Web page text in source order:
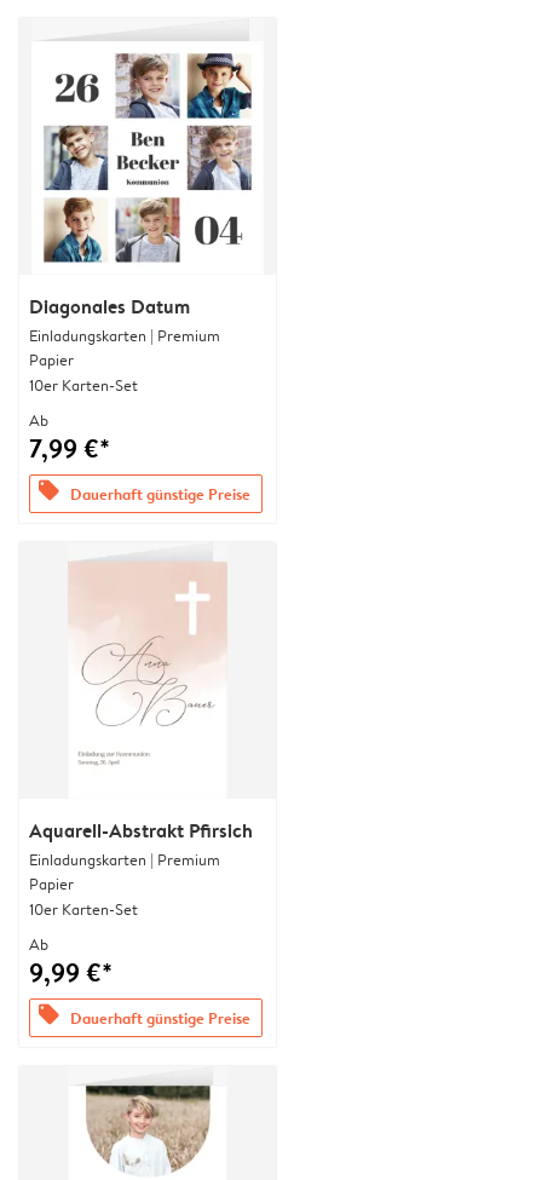
Diagonales Datum
Einladungskarten | Premium
Papier
10er Karten-Set
Ab
7,99 €*
offers Dauerhaft günstige Preise
Aquarell-Abstrakt Pfirsich
Einladungskarten | Premium
Papier
10er Karten-Set
Ab
9,99 €*
offers Dauerhaft günstige Preise